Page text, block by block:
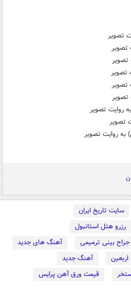
سایت تاریخ ایران
رزرو هتل استانبول
جراح بینی ترمیمی
آهنگ های جدید
آهنگ جدید
قیمت ورق آهن پرایس